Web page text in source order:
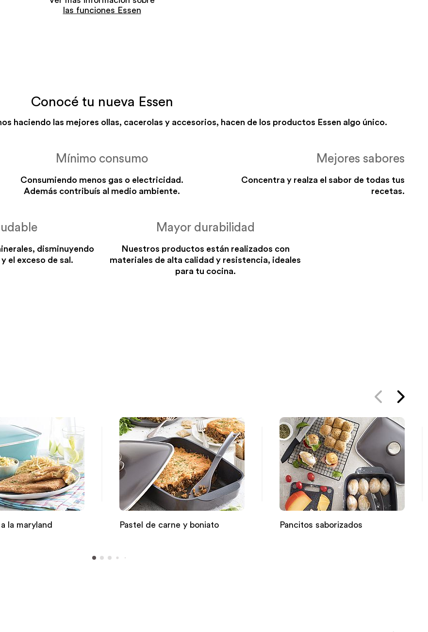
las funciones Essen
Conocé tu nueva Essen
haciendo las mejores ollas, cacerolas y accesorios, hacen de los productos Essen algo único.
Mínimo consumo
Consumiendo menos gas o electricidad.
Además contribuís al medio ambiente.
Mejores sabores
Concentra y realza el sabor de todas tus
recetas.
disminuyendo
el exceso de sal.
Mayor durabilidad
Nuestros productos están realizados con
materiales de alta calidad y resistencia, ideales
para tu cocina.
la maryland Pastel de carne y boniato Pancitos saborizados